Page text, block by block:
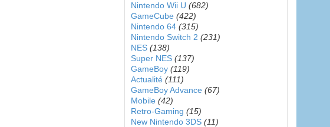
Nintendo Wii U (682)
GameCube (422)
Nintendo 64 (315)
Nintendo Switch 2 (231)
NES (138)
Super NES (137)
GameBoy (119)
Actualité (111)
GameBoy Advance (67)
Mobile (42)
Retro-Gaming (15)
New Nintendo 3DS (11)